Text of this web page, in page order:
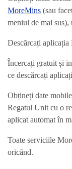
MoreMins (sau
meniul de mai
Descărcați
Încercați gratuit și
ce descărcați
Obțineți date
Regatul Unit cu o
aplicat automat în
Toate serviciile
oricând.